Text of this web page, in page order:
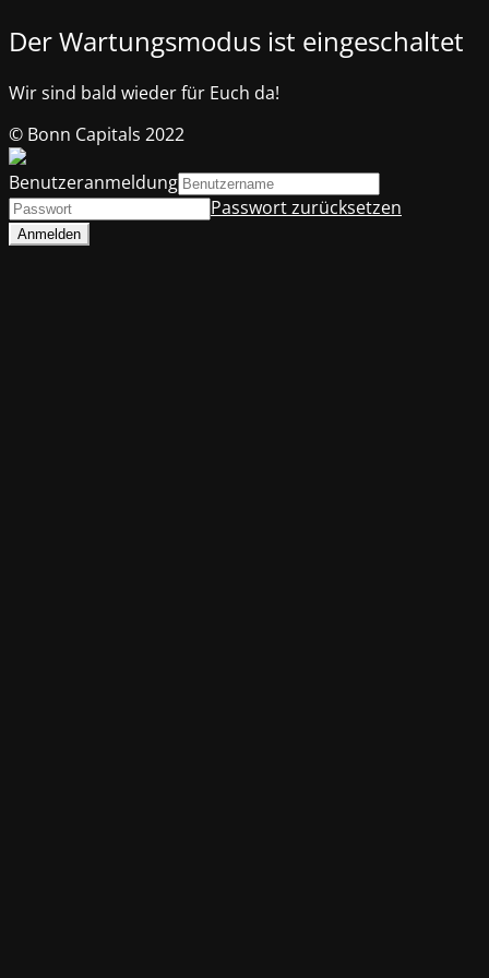
Der Wartungsmodus ist eingeschaltet
Wir sind bald wieder für Euch da!
© Bonn Capitals 2022
Benutzeranmeldung
Passwort zurücksetzen